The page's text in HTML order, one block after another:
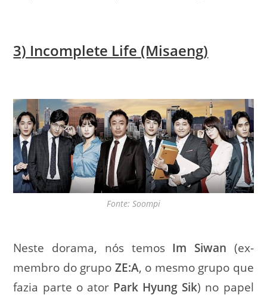
3) Incomplete Life (Misaeng)
Fonte: Soompi
Neste dorama, nós temos Im Siwan (ex-
membro do grupo ZE:A, o mesmo grupo que
fazia parte o ator Park Hyung Sik) no papel